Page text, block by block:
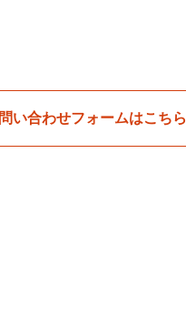
い合わせフォームはこちら